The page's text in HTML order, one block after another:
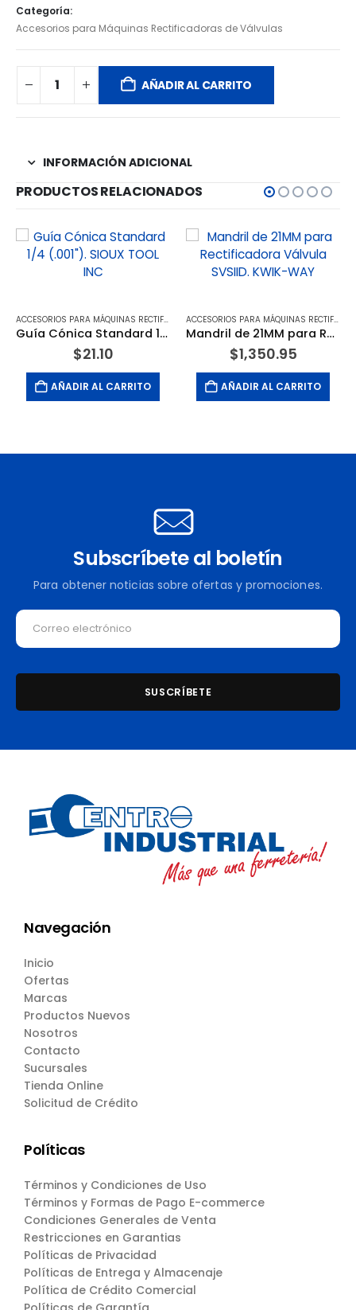
Categoría:
Accesorios para Máquinas Rectificadoras de Válvulas
AÑADIR AL CARRITO
INFORMACIÓN ADICIONAL
PRODUCTOS RELACIONADOS
ACCESORIOS PARA MÁQUINAS RECTIFICADORAS DE VÁLVULAS
Guía Cónica Standard 1/4 (.001″). SIOUX TOOL INC
$21.10
AÑADIR AL CARRITO
ACCESORIOS PARA MÁQUINAS RECTIFICADORAS DE VÁLVULAS
Mandril de 21MM para Rectificadora Válvula SVSIID. KWIK-WAY
$1,350.95
AÑADIR AL CARRITO
Subscríbete al boletín
Para obtener noticias sobre ofertas y promociones.
Navegación
Inicio
Ofertas
Marcas
Productos Nuevos
Nosotros
Contacto
Sucursales
Tienda Online
Solicitud de Crédito
Políticas
Términos y Condiciones de Uso
Términos y Formas de Pago E-commerce
Condiciones Generales de Venta
Restricciones en Garantias
Políticas de Privacidad
Políticas de Entrega y Almacenaje
Política de Crédito Comercial